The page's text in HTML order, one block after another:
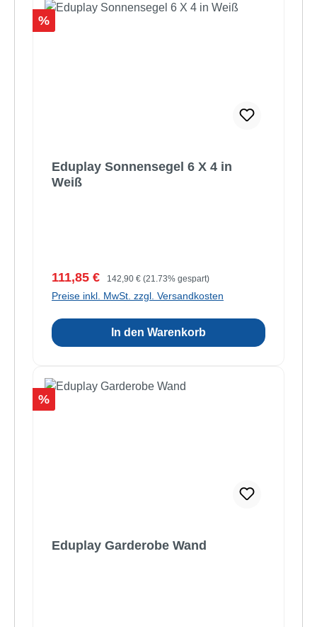
Rabatt
%
Eduplay Sonnensegel 6 X 4 in
Weiß
Verkaufspreis:
111,85 € Regulärer Preis:
142,90 € (21.73% gespart)
Preise inkl. MwSt. zzgl. Versandkosten
In den Warenkorb
Rabatt
%
Eduplay Garderobe Wand